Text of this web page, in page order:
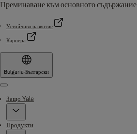
Преминаване към основното съдържание
Устойчиво развитие
Кариера
Bulgaria·Български
Menu
Защо Yale
Продукти